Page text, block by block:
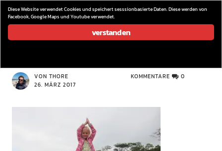
wieder los…
VON THORE
26. MÄRZ 2017
KOMMENTARE 0
Diese Website verwendet Cookies und speichert sesssionbasierte Daten. Diese werden von
Facebook, Google Maps und Youtube verwendet.
verstanden